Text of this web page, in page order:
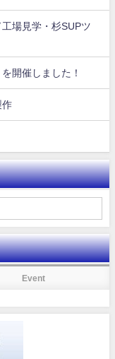
場見学・杉SUPツ
開催しました！
作
Event